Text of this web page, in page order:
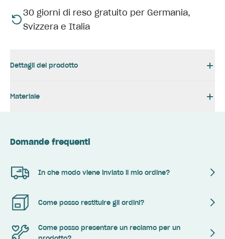
30 giorni di reso gratuito per Germania,
Svizzera e Italia
Dettagli del prodotto
Materiale
Domande frequenti
In che modo viene inviato il mio ordine?
Come posso restituire gli ordini?
Come posso presentare un reclamo per un